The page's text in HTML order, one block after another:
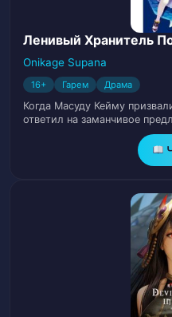
Глава 23.
25
Глава 24.
Зависимость
26 Глава 25.
Глава 26.
Глава 27. Лёгкие
Глава 28. Образы
Глава 29.
Глава 30. Иди
Ленивый Хранитель
Onikage Supana
16+ Гарем Драма
Когда Масуду Кейму
ответил на заманчивое